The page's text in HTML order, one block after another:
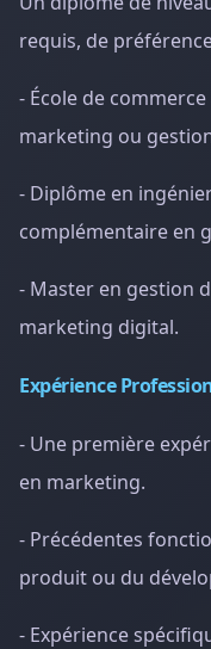
requis, de
- École de
marketing ou
- Diplôme en
complémentaire en
- Master en gestion
marketing digital.
Expérience
- Une première
en marketing.
- Précédentes
produit ou du
- Expérience